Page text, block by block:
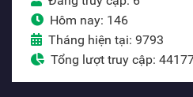
Hôm nay: 146
Tháng hiện tại: 9793
Tổng lượt truy cập: